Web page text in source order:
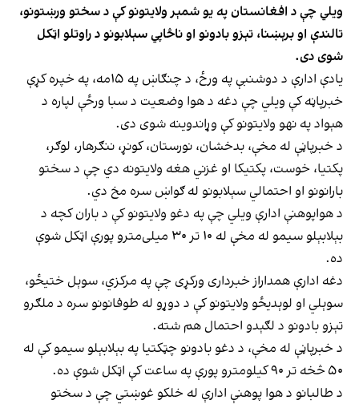
ویلي چې د افغانستان په یو شمېر ولایتونو کې د سختو ورښتونو،
تالندې او برېښنا، تېزو بادونو او ناڅاپي سېلابونو د راوتلو اټکل
شوی دی.
یادې ادارې د دوشنبې په ورځ، د چنګاښ په ۱۵مه، په خپره کړې
خبرپاڼه کې ویلي چې دغه د هوا وضعیت د سبا ورځې لپاره د
هېواد په نهو ولایتونو کې وړاندوینه شوی دی.
د خبرپاڼې له مخې، بدخشان، نورستان، کونړ، ننګرهار، لوګر،
پکتیا، خوست، پکتیکا او غزني هغه ولایتونه دي چې د سختو
بارانونو او احتمالي سېلابونو له ګواښ سره مخ دي.
د هواپوهنې ادارې ویلي چې په دغو ولایتونو کې د باران کچه د
بېلابېلو سیمو له مخې له ۱۰ تر ۳۰ میلی‌مترو پورې اټکل شوې
ده.
دغه ادارې همداراز خبرداری ورکړی چې په مرکزي، سوېل ختیځو،
سوېلي او لوېدیځو ولایتونو کې د دوړو له طوفانونو سره د ملګرو
تېزو بادونو د لګېدو احتمال هم شته.
د خبرپاڼې له مخې، د دغو بادونو چټکتیا په بېلابېلو سیمو کې له
۵۰ څخه تر ۹۰ کیلومترو پورې په ساعت کې اټکل شوې ده.
د طالبانو د هوا پوهنې ادارې له خلکو غوښتي چې د سختو